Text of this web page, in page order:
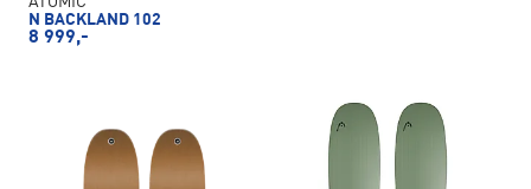
N BACKLAND 102
8 999,-